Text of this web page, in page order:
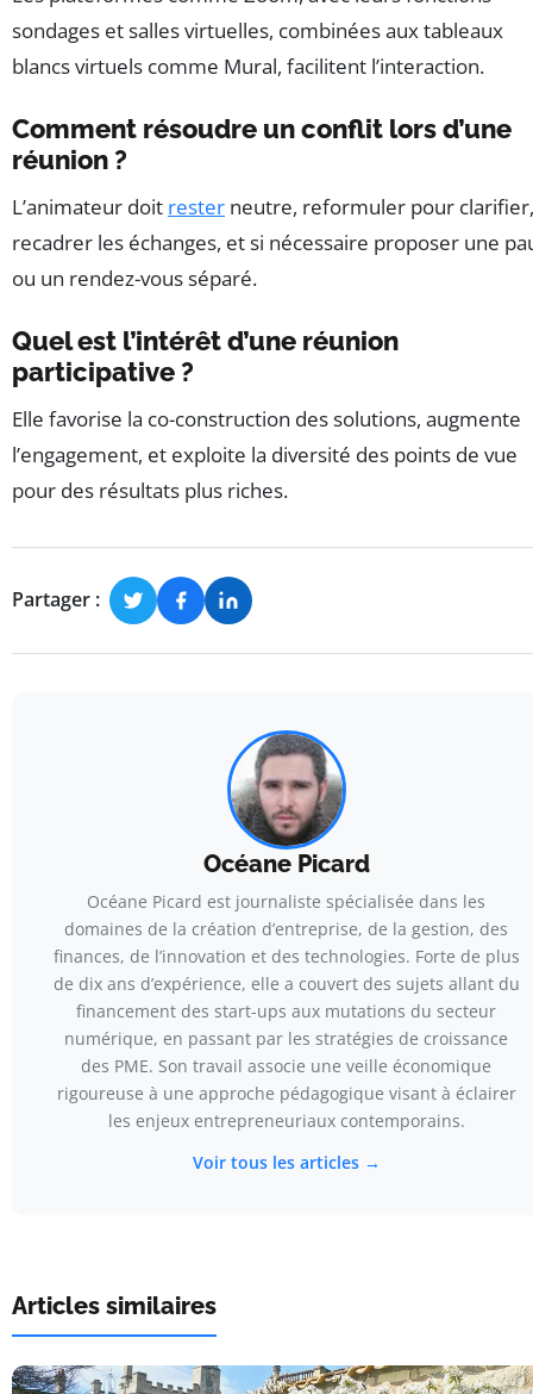
sondages et salles virtuelles, combinées aux tableaux
blancs virtuels comme Mural, facilitent l’interaction.
Comment résoudre un conflit lors d’une
réunion ?
L’animateur doit rester neutre, reformuler pour clarifier,
recadrer les échanges, et si nécessaire proposer une
ou un rendez-vous séparé.
Quel est l’intérêt d’une réunion
participative ?
Elle favorise la co-construction des solutions, augmente
l’engagement, et exploite la diversité des points de vue
pour des résultats plus riches.
Partager :
Océane Picard
Océane Picard est journaliste spécialisée dans les
domaines de la création d’entreprise, de la gestion, des
finances, de l’innovation et des technologies. Forte de plus
de dix ans d’expérience, elle a couvert des sujets allant du
financement des start-ups aux mutations du secteur
numérique, en passant par les stratégies de croissance
des PME. Son travail associe une veille économique
rigoureuse à une approche pédagogique visant à éclairer
les enjeux entrepreneuriaux contemporains.
Voir tous les articles →
Articles similaires